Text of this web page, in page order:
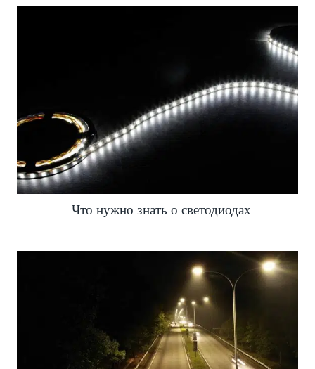
Что нужно знать о светодиодах